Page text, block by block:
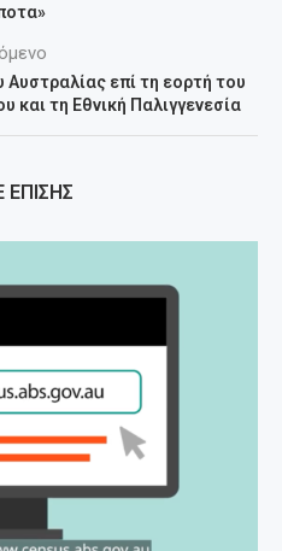
επί τη εορτή του
και τη Εθνική Παλιγγενεσία
ΕΠΙΣΗΣ